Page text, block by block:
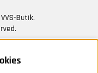
Butik.
OSS